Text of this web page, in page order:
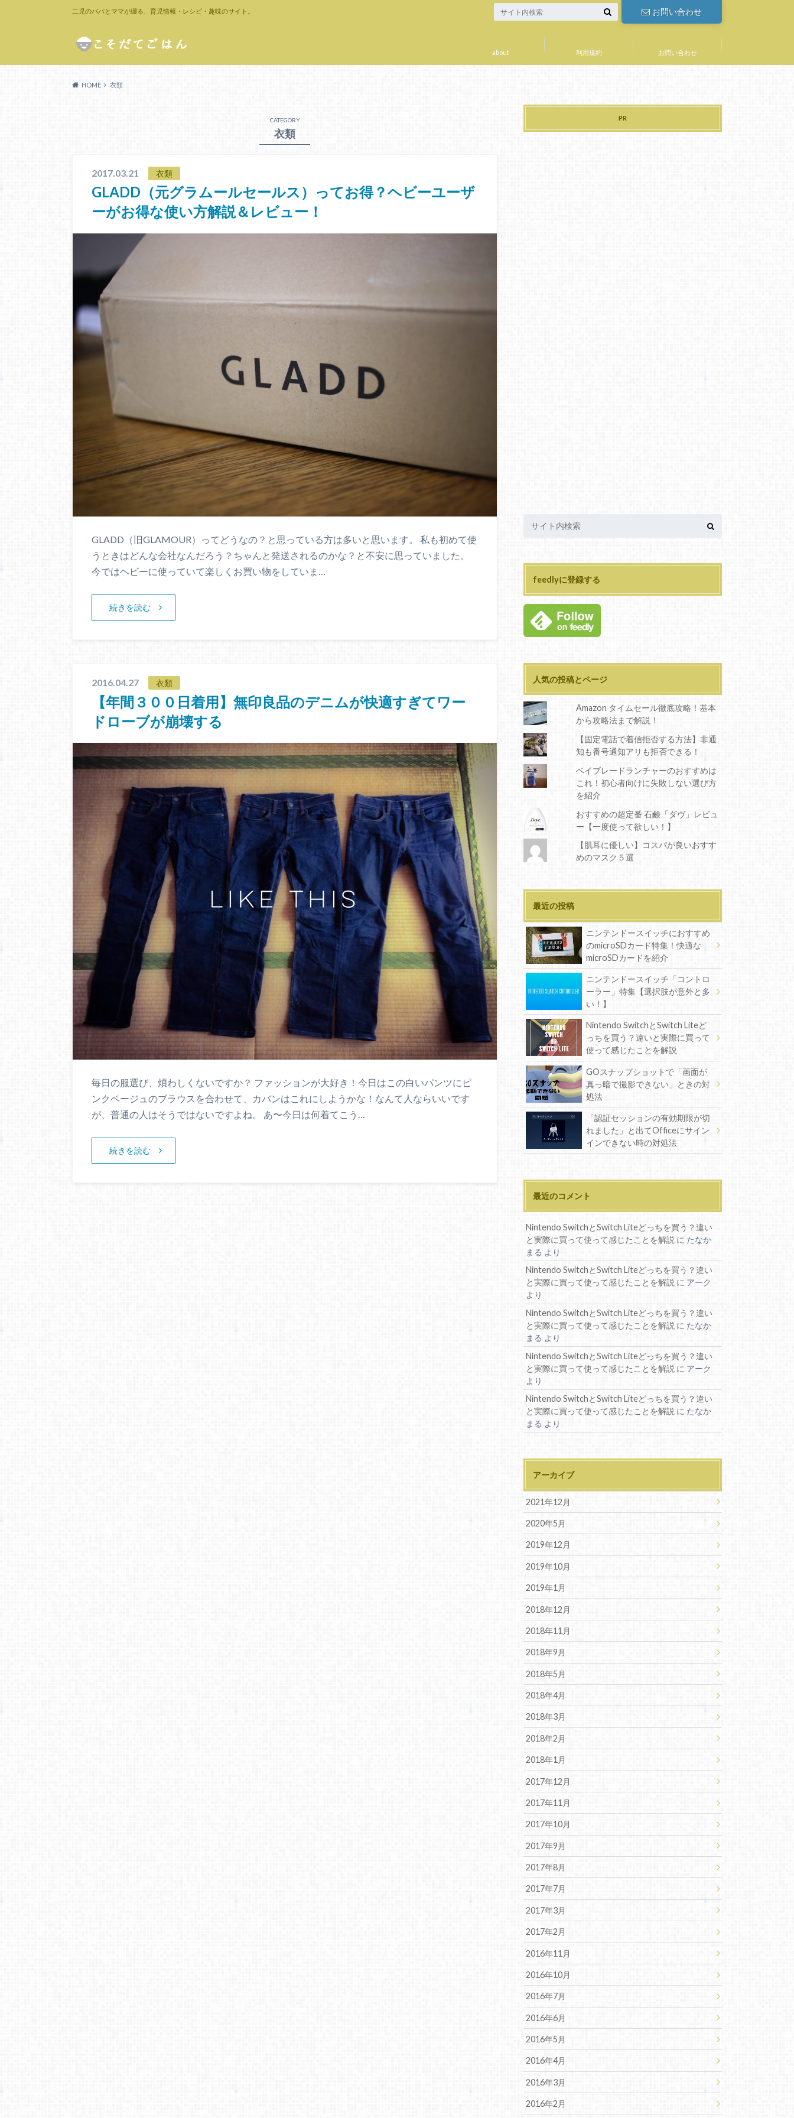
二児のパパとママが綴る、育児情報・レシピ・趣味のサイト。 お問い合わせ
about 利用規約 お問い合わせ
HOME 衣類
CATEGORY
衣類
2017.03.21 衣類
GLADD（元グラムールセールス）ってお得？ヘビーユーザ
ーがお得な使い方解説＆レビュー！
GLADD（旧GLAMOUR）ってどうなの？と思っている方は多いと思います。 私も初めて使
うときはどんな会社なんだろう？ちゃんと発送されるのかな？と不安に思っていました。
今ではヘビーに使っていて楽しくお買い物をしていま…
続きを読む
2016.04.27 衣類
【年間３００日着用】無印良品のデニムが快適すぎてワー
ドローブが崩壊する
毎日の服選び、煩わしくないですか？ ファッションが大好き！今日はこの白いパンツにピ
ンクベージュのブラウスを合わせて、カバンはこれにしようかな！なんて人ならいいです
が、普通の人はそうではないですよね。 あ〜今日は何着てこう…
続きを読む
PR
feedlyに登録する
人気の投稿とページ
Amazon タイムセール徹底攻略！基本
から攻略法まで解説！
【固定電話で着信拒否する方法】非通
知も番号通知アリも拒否できる！
ベイブレードランチャーのおすすめは
これ！初心者向けに失敗しない選び方
を紹介
おすすめの超定番 石鹸「ダヴ」レビュ
ー【一度使って欲しい！】
【肌耳に優しい】コスパが良いおすす
めのマスク５選
最近の投稿
ニンテンドースイッチにおすすめ
のmicroSDカード特集！快適な
microSDカードを紹介
ニンテンドースイッチ「コントロ
ーラー」特集【選択肢が意外と多
い！】
Nintendo SwitchとSwitch Liteど
っちを買う？違いと実際に買って
使って感じたことを解説
GOスナップショットで「画面が
真っ暗で撮影できない」ときの対
処法
「認証セッションの有効期限が切
れました」と出てOfficeにサイン
インできない時の対処法
最近のコメント
Nintendo SwitchとSwitch Liteどっちを買う？違い
と実際に買って使って感じたことを解説 に たなか
まる より
Nintendo SwitchとSwitch Liteどっちを買う？違い
と実際に買って使って感じたことを解説 に アーク
より
Nintendo SwitchとSwitch Liteどっちを買う？違い
と実際に買って使って感じたことを解説 に たなか
まる より
Nintendo SwitchとSwitch Liteどっちを買う？違い
と実際に買って使って感じたことを解説 に アーク
より
Nintendo SwitchとSwitch Liteどっちを買う？違い
と実際に買って使って感じたことを解説 に たなか
まる より
アーカイブ
2021年12月
2020年5月
2019年12月
2019年10月
2019年1月
2018年12月
2018年11月
2018年9月
2018年5月
2018年4月
2018年3月
2018年2月
2018年1月
2017年12月
2017年11月
2017年10月
2017年9月
2017年8月
2017年7月
2017年3月
2017年2月
2016年11月
2016年10月
2016年7月
2016年6月
2016年5月
2016年4月
2016年3月
2016年2月